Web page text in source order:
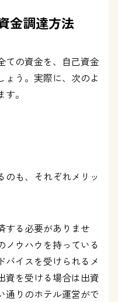
金調達方法
ての資金を、自己資金
ょう。実際に、次のよ
。
のも、それぞれメリッ
する必要がありませ
ノウハウを持っている
バイスを受けられるメ
資を受ける場合は出資
通りのホテル運営がで